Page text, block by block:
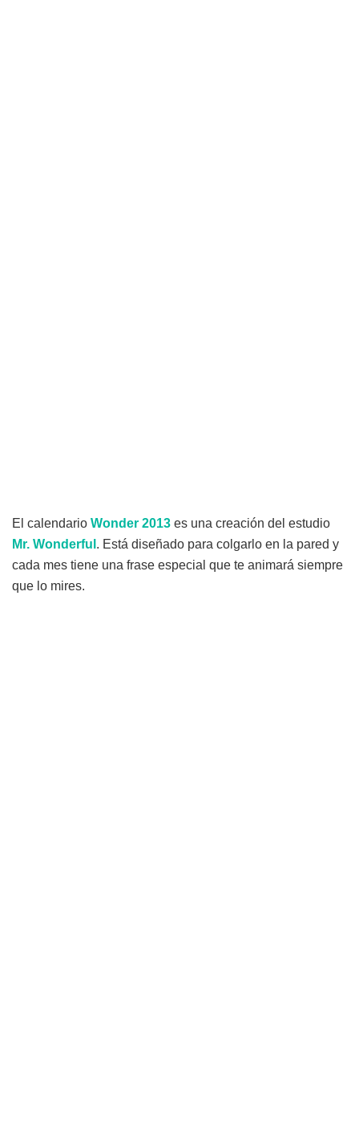
El calendario Wonder 2013 es una creación del estudio
Mr. Wonderful . Está diseñado para colgarlo en la pared y
cada mes tiene una frase especial que te animará siempre
que lo mires.